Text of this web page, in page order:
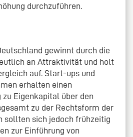
durchzuführen.
gewinnt durch die
an Attraktivität und holt
auf. Start-ups und
erhalten einen
Eigenkapital über den
zu der Rechtsform der
sollten sich jedoch frühzeitig
zur Einführung von